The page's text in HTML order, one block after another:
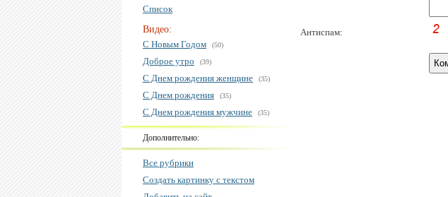
Список
Видео:
С Новым Годом
(50)
Доброе утро (39)
С Днем рождения женщине (35)
С Днем рождения (35)
С Днем рождения мужчине (35)
Дополнительно:
Все рубрики
Создать картинку с текстом
Антиспам: